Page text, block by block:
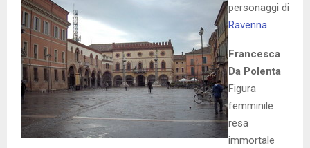
personaggi di
Ravenna
Francesca
Da Polenta
Figura
femminile
resa
immortale